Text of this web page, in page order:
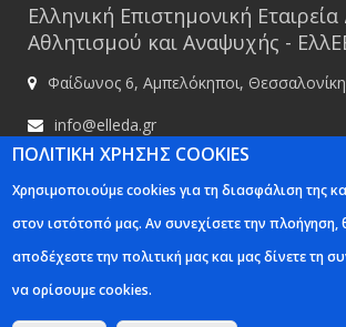
whether or
not you are
a human
visitor and
to prevent
spam
submissions.
Ελληνική Επιστημονική Εταιρεία
Αθλητισμού και Αναψυχής -
Φαίδωνος 6, Αμπελόκηποι,
info@elleda.gr
www.elleda.gr
Ελληνική Επιστημονική Εταιρία Διοίκησης
ΠΟΛΙΤΙΚΗ ΧΡΗΣΗΣ COOKIES
Χρησιμοποιούμε cookies για τη διασφάλιση της
στον ιστότοπό μας. Αν συνεχίσετε την πλοήγηση,
αποδέχεστε την πολιτική μας και μας δίνετε τη
να ορίσουμε cookies.